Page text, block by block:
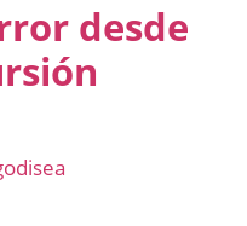
desde